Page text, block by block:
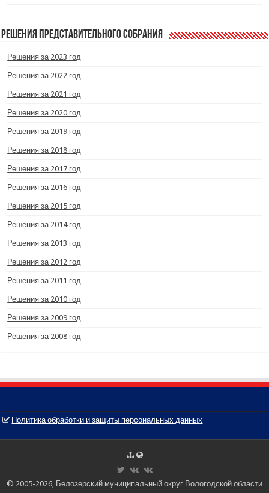
Решения Представительного Собрания
Решения за 2023 год
Решения за 2022 год
Решения за 2021 год
Решения за 2020 год
Решения за 2019 год
Решения за 2018 год
Решения за 2017 год
Решения за 2016 год
Решения за 2015 год
Решения за 2014 год
Решения за 2013 год
Решения за 2012 год
Решения за 2011 год
Решения за 2010 год
Решения за 2009 год
Решения за 2008 год
Политика обработки и защиты персональных данных
© 2005-2026, Белозерский муниципальный округ Вологодской области